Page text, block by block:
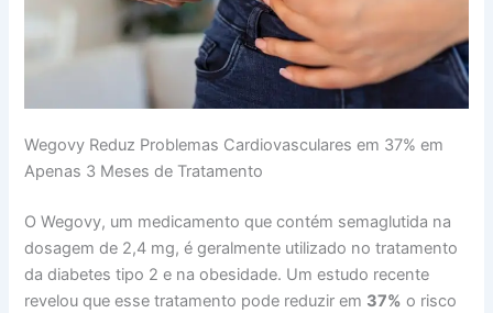
Wegovy Reduz Problemas Cardiovasculares em 37% em
Apenas 3 Meses de Tratamento
O Wegovy, um medicamento que contém semaglutida na
dosagem de 2,4 mg, é geralmente utilizado no tratamento
da diabetes tipo 2 e na obesidade. Um estudo recente
revelou que esse tratamento pode reduzir em 37% o risco